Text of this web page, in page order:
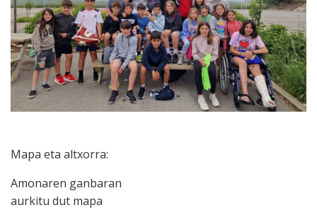
Mapa eta altxorra:
Amonaren ganbaran
aurkitu dut mapa